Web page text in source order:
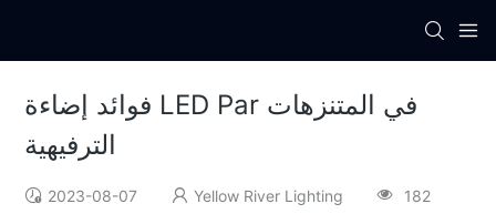
فوائد إضاءة LED Par في المتنزهات
الترفيهية
2023-08-07 Yellow River Lighting 182